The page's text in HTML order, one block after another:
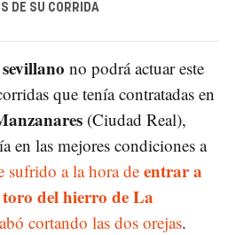
DE SU CORRIDA
no podrá actuar este
que tenía contratadas en
(Ciudad Real),
en las mejores condiciones a
sufrido a la hora de entrar a
del hierro de La
cortando las dos orejas.